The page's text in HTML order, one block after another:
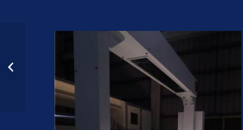
金属＆铜铝箔检测